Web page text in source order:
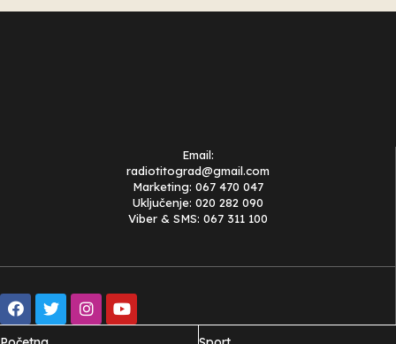
Email:
radiotitograd@gmail.com
Marketing: 067 470 047
Uključenje: 020 282 090
Viber & SMS: 067 311 100